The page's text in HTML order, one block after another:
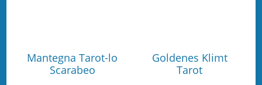
Mantegna Tarot-lo
Scarabeo
Goldenes Klimt
Tarot